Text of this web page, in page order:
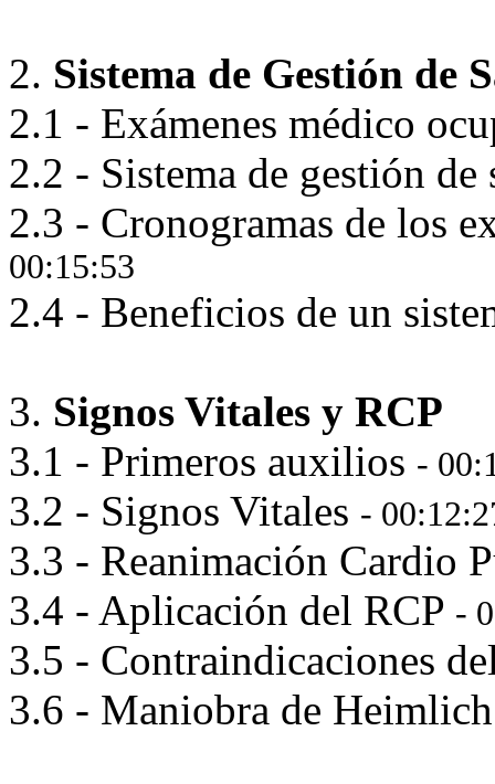
2. Sistema de Gestión de
2.1 - Exámenes médico
2.2 - Sistema de gestión
2.3 - Cronogramas de los
00:15:53
2.4 - Beneficios de un
3. Signos Vitales y RCP
3.1 - Primeros auxilios -
3.2 - Signos Vitales -
3.3 - Reanimación Cardio
3.4 - Aplicación del RCP -
3.5 - Contraindicaciones
3.6 - Maniobra de